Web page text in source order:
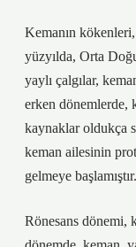
Kemanın
yüzyılda, Orta
yaylı çalgılar,
erken dönemlerde,
kaynaklar oldukça
keman ailesinin
gelmeye başlamıştır.
Rönesans dönemi,